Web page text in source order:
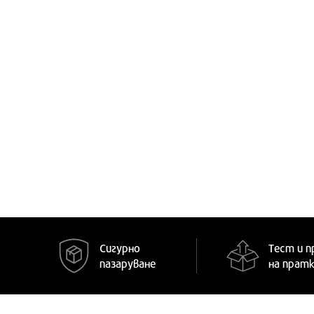
HAPE
Сигурно
пазаруване
Тест и
на